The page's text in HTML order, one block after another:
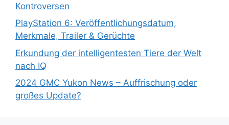
Kontroversen
PlayStation 6: Veröffentlichungsdatum,
Merkmale, Trailer & Gerüchte
Erkundung der intelligentesten Tiere der Welt
nach IQ
2024 GMC Yukon News – Auffrischung oder
großes Update?